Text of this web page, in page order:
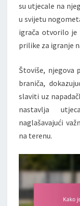
su utjecale na
u svijetu
igrača otvorilo je
prilike za igranje
Štoviše, njegova
braniča,
slaviti uz
nastavlja
naglašavajući
na terenu.